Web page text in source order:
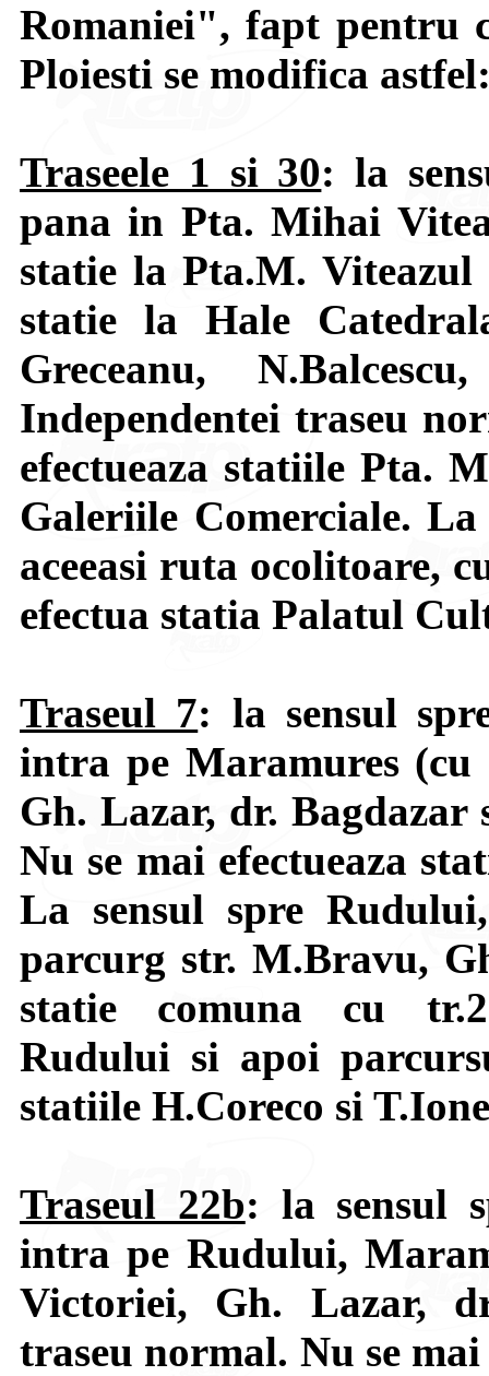
Romaniei", fapt pentru
Ploiesti se modifica
Traseele 1 si 30: la
pana in Pta. Mihai
statie la Pta.M.
statie la Hale
Greceanu,
Independentei traseu
efectueaza statiile Pta.
Galeriile Comerciale.
aceeasi ruta ocolitoare,
efectua statia Palatul
Traseul 7: la sensul
intra pe Maramures
Gh. Lazar, dr.
Nu se mai efectueaza
La sensul spre
parcurg str. M.Bravu,
statie comuna cu
Rudului si apoi
statiile H.Coreco si
Traseul 22b: la sensul
intra pe Rudului,
Victoriei, Gh. Lazar,
traseu normal. Nu se